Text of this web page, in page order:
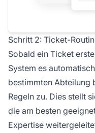
Schritt 2: Ticket-
Sobald ein Ticket
System es
bestimmten Abteilung
Regeln zu. Dies stellt
die am besten
Expertise